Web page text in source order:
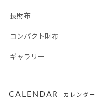
長財布
コンパクト財布
ギャラリー
CALENDAR カレンダー